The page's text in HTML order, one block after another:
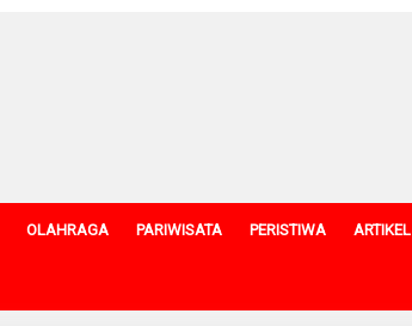
OLAHRAGA PARIWISATA PERISTIWA ARTIKEL